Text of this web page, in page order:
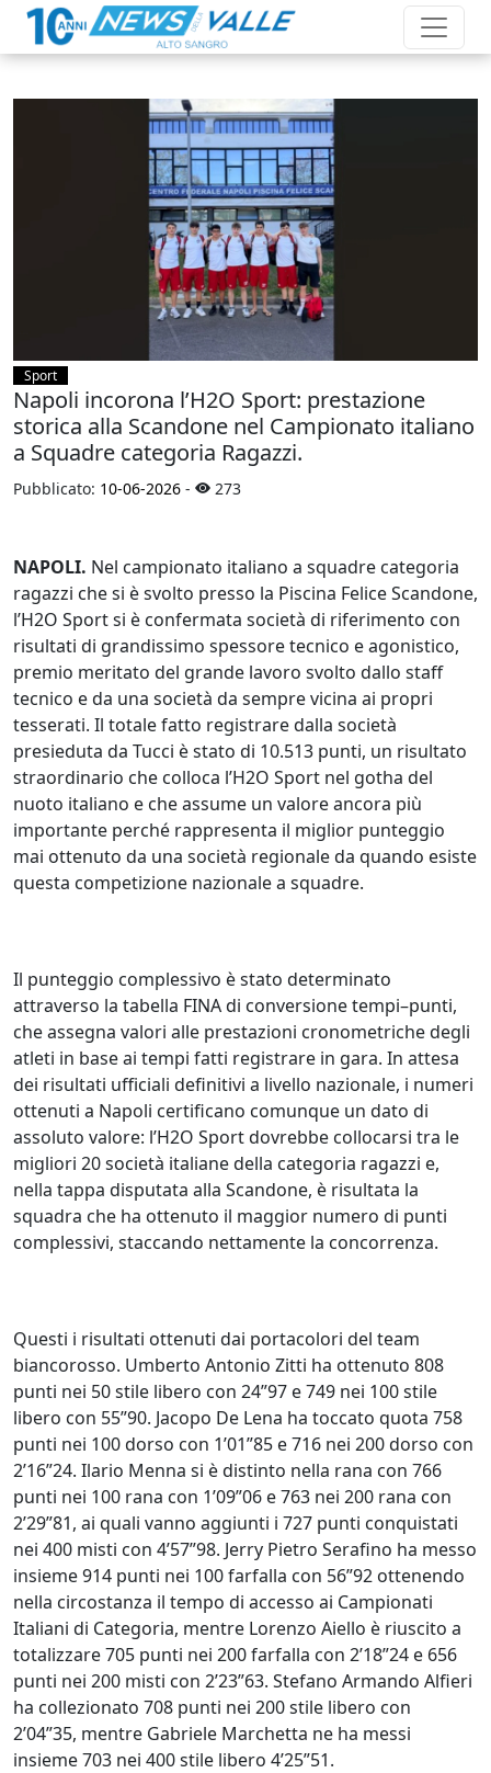
Sport
Napoli incorona l’H2O Sport: prestazione
storica alla Scandone nel Campionato italiano
a Squadre categoria Ragazzi.
Pubblicato: 10-06-2026 - 273
NAPOLI. Nel campionato italiano a squadre categoria
ragazzi che si è svolto presso la Piscina Felice Scandone,
l’H2O Sport si è confermata società di riferimento con
risultati di grandissimo spessore tecnico e agonistico,
premio meritato del grande lavoro svolto dallo staff
tecnico e da una società da sempre vicina ai propri
tesserati. Il totale fatto registrare dalla società
presieduta da Tucci è stato di 10.513 punti, un risultato
straordinario che colloca l’H2O Sport nel gotha del
nuoto italiano e che assume un valore ancora più
importante perché rappresenta il miglior punteggio
mai ottenuto da una società regionale da quando esiste
questa competizione nazionale a squadre.
Il punteggio complessivo è stato determinato
attraverso la tabella FINA di conversione tempi–punti,
che assegna valori alle prestazioni cronometriche degli
atleti in base ai tempi fatti registrare in gara. In attesa
dei risultati ufficiali definitivi a livello nazionale, i numeri
ottenuti a Napoli certificano comunque un dato di
assoluto valore: l’H2O Sport dovrebbe collocarsi tra le
migliori 20 società italiane della categoria ragazzi e,
nella tappa disputata alla Scandone, è risultata la
squadra che ha ottenuto il maggior numero di punti
complessivi, staccando nettamente la concorrenza.
Questi i risultati ottenuti dai portacolori del team
biancorosso. Umberto Antonio Zitti ha ottenuto 808
punti nei 50 stile libero con 24”97 e 749 nei 100 stile
libero con 55”90. Jacopo De Lena ha toccato quota 758
punti nei 100 dorso con 1’01”85 e 716 nei 200 dorso con
2’16”24. Ilario Menna si è distinto nella rana con 766
punti nei 100 rana con 1’09”06 e 763 nei 200 rana con
2’29”81, ai quali vanno aggiunti i 727 punti conquistati
nei 400 misti con 4’57”98. Jerry Pietro Serafino ha messo
insieme 914 punti nei 100 farfalla con 56”92 ottenendo
nella circostanza il tempo di accesso ai Campionati
Italiani di Categoria, mentre Lorenzo Aiello è riuscito a
totalizzare 705 punti nei 200 farfalla con 2’18”24 e 656
punti nei 200 misti con 2’23”63. Stefano Armando Alfieri
ha collezionato 708 punti nei 200 stile libero con
2’04”35, mentre Gabriele Marchetta ne ha messi
insieme 703 nei 400 stile libero 4’25”51.